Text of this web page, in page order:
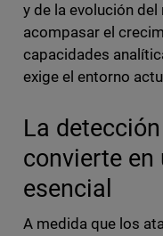
y de la evolución
acompasar el
capacidades
exige el entorno
La
convierte en
esencial
A medida que los